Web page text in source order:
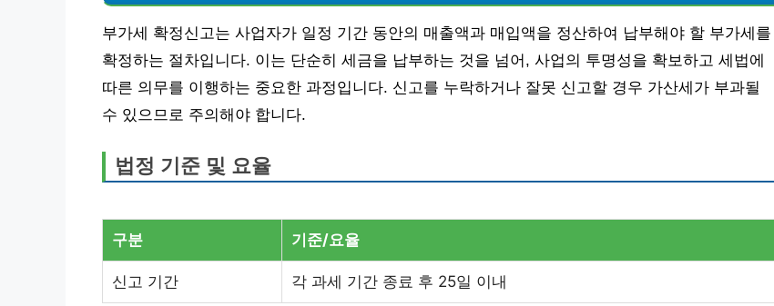
부가세 확정신고는 사업자가 일정 기간 동안의 매출액과 매입액을 정산하여 납부해야 할 부가세를
확정하는 절차입니다. 이는 단순히 세금을 납부하는 것을 넘어, 사업의 투명성을 확보하고 세법에
따른 의무를 이행하는 중요한 과정입니다. 신고를 누락하거나 잘못 신고할 경우 가산세가 부과될
수 있으므로 주의해야 합니다.
법정 기준 및 요율
구분 기준/요율
신고 기간 각 과세 기간 종료 후 25일 이내